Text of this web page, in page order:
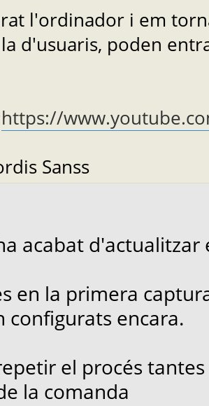
l'ordinador i em
d'usuaris, poden
https://
Sanss
acabat d'actualitzar
en la primera
configurats encara.
el procés
la comanda